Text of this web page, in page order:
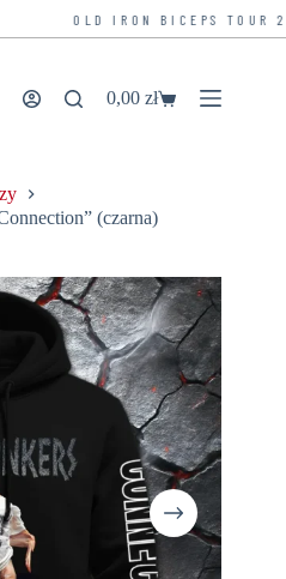
OLD IRON BICEPS TOUR
Koszyk
0,00zł
(czarna)